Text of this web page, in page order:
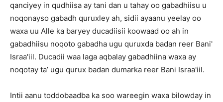
qanciyey in qudhiisa ay tani dan u tahay oo gabadhiisu u
noqonayso gabadh quruxley ah, sidii ayaanu yeelay oo
waxa uu Alle ka baryey ducadiisii koowaad oo ah in
gabadhiisu noqoto gabadha ugu quruxda badan reer Bani'
Israa'iil. Ducadii waa laga aqbalay gabadhiina waxa ay
noqotay ta’ ugu qurux badan dumarka reer Bani Israa'iil.
Intii aanu toddobaadba ka soo wareegin waxa bilowday in